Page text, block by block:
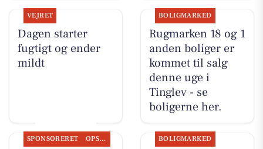
VEJRET
Dagen starter
fugtigt og ender
mildt
BOLIGMARKED
Rugmarken 18 og 1
anden boliger er
kommet til salg
denne uge i
Tinglev - se
boligerne her.
SPONSORERET OPSLAGSTAVLEN BOLIGMARKED